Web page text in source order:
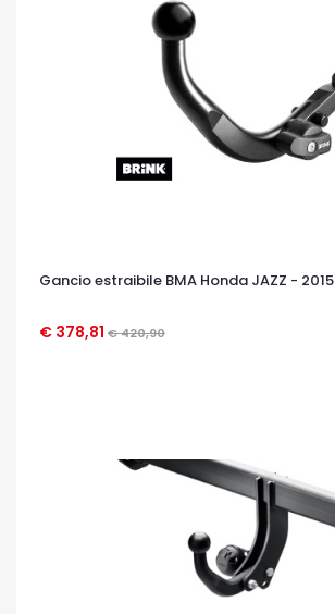
Gancio estraibile BMA Honda JAZZ - 2015
€ 378,81 € 420,90
OCCHIATA VELOCE